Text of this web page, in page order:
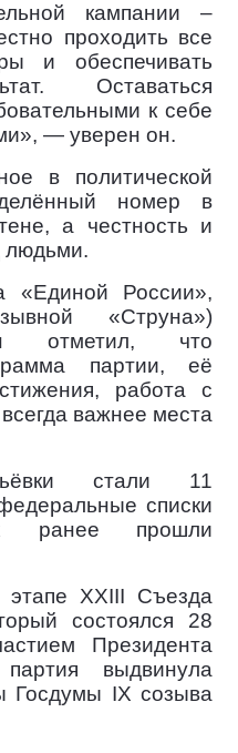
кампании –
проходить все
и обеспечивать
Оставаться
к себе
— уверен он.
в политической
номер в
а честность и
людьми.
«Единой России»,
«Струна»)
отметил, что
партии, её
работа с
важнее места
стали 11
списки
ранее прошли
XXIII Съезда
состоялся 28
Президента
выдвинула
Госдумы IX созыва